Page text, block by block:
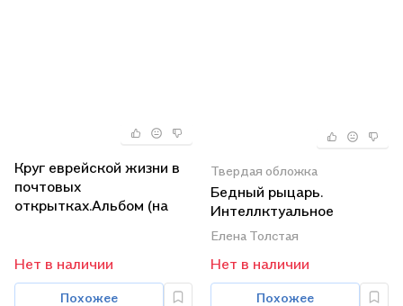
Круг еврейской жизни в
почтовых
открытках.Альбом (на
Нет в наличии
Похожее
Твердая обложка
Бедный рыцарь.
Интеллктуальное
странствие Акима
Елена Толстая
Нет в наличии
Похожее